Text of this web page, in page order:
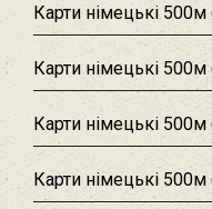
Карти німецькі
Карти німецькі
Карти німецькі
Карти німецькі